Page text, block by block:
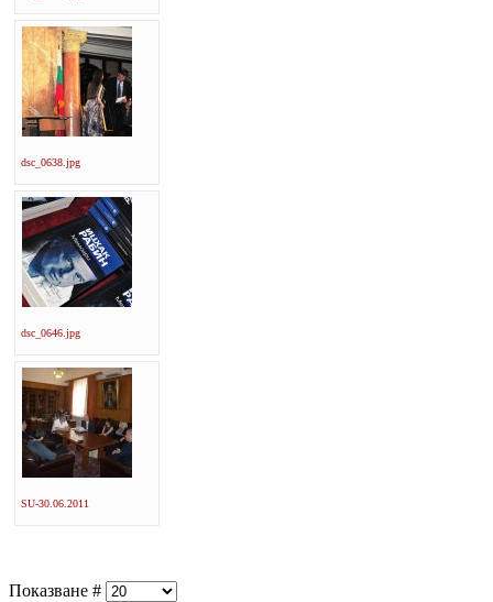
dsc_0638.jpg
dsc_0646.jpg
SU-30.06.2011
Показване #